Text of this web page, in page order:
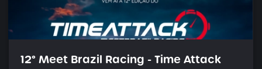
12° Meet Brazil Racing - Time Attack